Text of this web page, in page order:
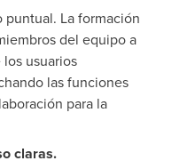
puntual. La formación
del equipo a
usuarios
las funciones
para la
claras.